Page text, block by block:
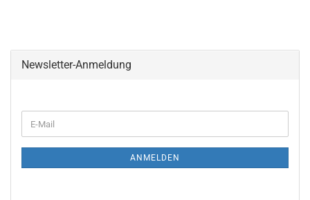
Newsletter-Anmeldung
ZUR
E-
Mail
ANMELDEN